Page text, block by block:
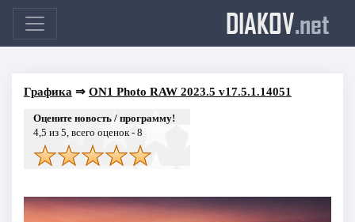
DIAKOV.net
Графика ⇒ ON1 Photo RAW 2023.5 v17.5.1.14051
Оцените новость / программу!
4,5 из 5, всего оценок - 8